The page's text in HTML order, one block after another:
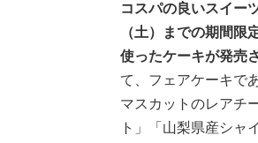
コスパの良いスイー
（土）までの期間
使ったケーキが発売
て、フェアケーキで
マスカットのレアチ
ト」「山梨県産シャ